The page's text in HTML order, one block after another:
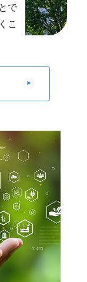
項のうち法令
で
こ